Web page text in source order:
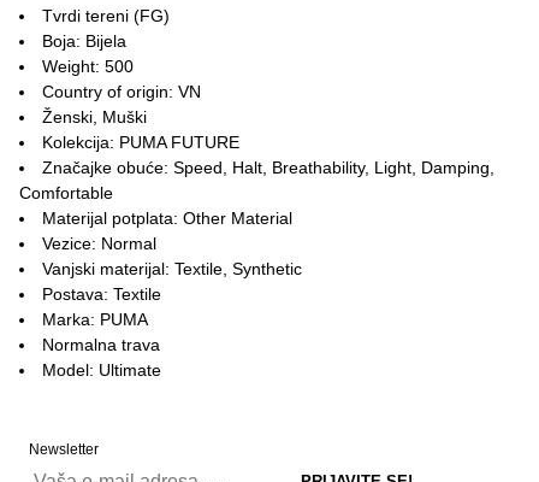
Tvrdi tereni (FG)
Boja: Bijela
Weight: 500
Country of origin: VN
Ženski, Muški
Kolekcija: PUMA FUTURE
Značajke obuće: Speed, Halt, Breathability, Light, Damping,
Comfortable
Materijal potplata: Other Material
Vezice: Normal
Vanjski materijal: Textile, Synthetic
Postava: Textile
Marka: PUMA
Normalna trava
Model: Ultimate
Newsletter